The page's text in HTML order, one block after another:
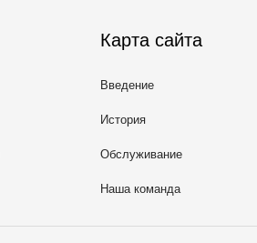
Карта сайта
Введение
История
Обслуживание
Наша команда